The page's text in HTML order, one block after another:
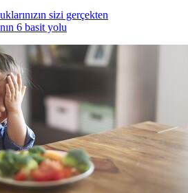
sizi gerçekten
6 basit yolu